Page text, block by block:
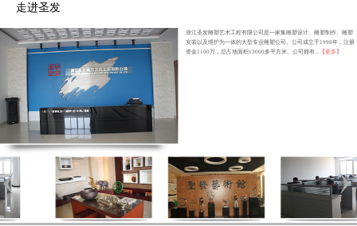
走进圣发
浙江圣发雕塑艺术工程有限公司是一家集雕塑设计、雕塑制作、雕塑
安装以及维护为一体的大型专业雕塑公司。公司成立于1998年，注册
资金1100万，总占地面积13000多平方米。公司拥有...
【更多】